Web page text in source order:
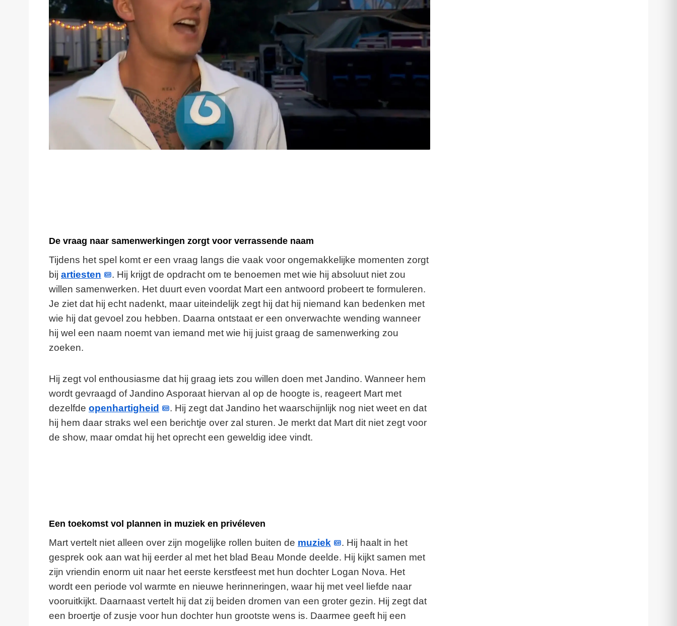
De vraag naar samenwerkingen zorgt voor verrassende naam
Tijdens het spel komt er een vraag langs die vaak voor ongemakkelijke momenten zorgt
bij artiesten
. Hij krijgt de opdracht om te benoemen met wie hij absoluut niet zou
willen samenwerken. Het duurt even voordat Mart een antwoord probeert te formuleren.
Je ziet dat hij echt nadenkt, maar uiteindelijk zegt hij dat hij niemand kan bedenken met
wie hij dat gevoel zou hebben. Daarna ontstaat er een onverwachte wending wanneer
hij wel een naam noemt van iemand met wie hij juist graag de samenwerking zou
zoeken.
Hij zegt vol enthousiasme dat hij graag iets zou willen doen met Jandino. Wanneer hem
wordt gevraagd of Jandino Asporaat hiervan al op de hoogte is, reageert Mart met
dezelfde openhartigheid
. Hij zegt dat Jandino het waarschijnlijk nog niet weet en dat
hij hem daar straks wel een berichtje over zal sturen. Je merkt dat Mart dit niet zegt voor
de show, maar omdat hij het oprecht een geweldig idee vindt.
Een toekomst vol plannen in muziek en privéleven
Mart vertelt niet alleen over zijn mogelijke rollen buiten de muziek
. Hij haalt in het
gesprek ook aan wat hij eerder al met het blad Beau Monde deelde. Hij kijkt samen met
zijn vriendin enorm uit naar het eerste kerstfeest met hun dochter Logan Nova. Het
wordt een periode vol warmte en nieuwe herinneringen, waar hij met veel liefde naar
vooruitkijkt. Daarnaast vertelt hij dat zij beiden dromen van een groter gezin. Hij zegt dat
een broertje of zusje voor hun dochter hun grootste wens is. Daarmee geeft hij een